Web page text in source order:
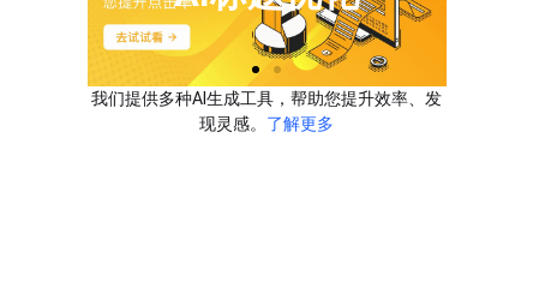
我们提供多种AI生成工具，帮助您提升效率、发
现灵感。 了解更多